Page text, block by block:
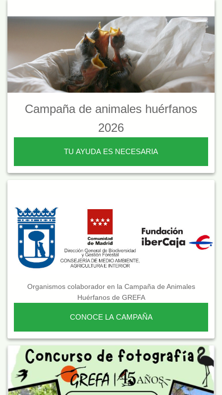
Campaña de animales huérfanos
2026
TU AYUDA ES NECESARIA
Organismos colaborador en la Campaña de Animales
Huérfanos de GREFA
CONOCE LA CAMPAÑA